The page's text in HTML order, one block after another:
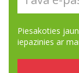
Piesakoties
iepazinies ar